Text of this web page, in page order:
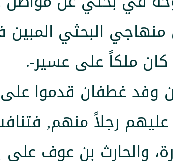
البحثي المبين
ملكاً على عسير-.
وفد غطفان قدموا
رجلاً منهم,
والحارث بن عوف على